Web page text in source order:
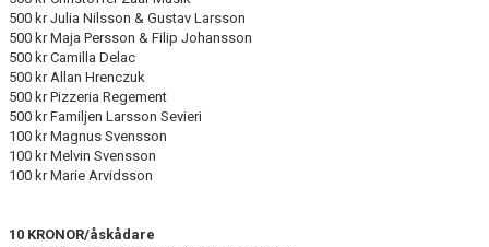
500 kr Julia Nilsson & Gustav Larsson
500 kr Maja Persson & Filip Johansson
500 kr Camilla Delac
500 kr Allan Hrenczuk
500 kr Pizzeria Regement
500 kr Familjen Larsson Sevieri
100 kr Magnus Svensson
100 kr Melvin Svensson
100 kr Marie Arvidsson
10 KRONOR/åskådare